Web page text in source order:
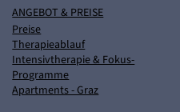
ANGEBOT & PREISE
Preise
Therapieablauf
Intensivtherapie & Fokus-
Programme
Apartments - Graz